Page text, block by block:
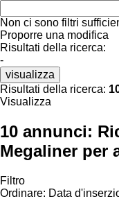
Non ci sono filtri
Proporre una modifica
Risultati della ricerca:
-
visualizza
Risultati della ricerca:
Visualizza
10 annunci:
Megaliner per
Filtro
Ordinare: Data